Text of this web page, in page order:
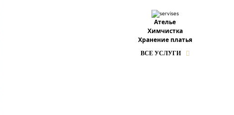
Ателье
Химчистка
Хранение платья
ВСЕ УСЛУГИ